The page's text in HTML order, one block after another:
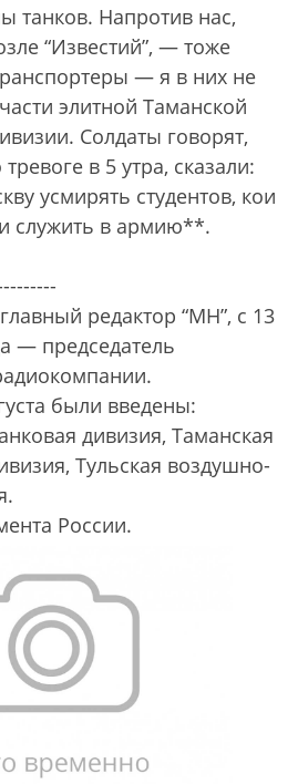
танков. Напротив нас,
“Известий”, — тоже
— я в них не
элитной Таманской
Солдаты говорят,
в 5 утра, сказали:
усмирять студентов, кои
служить в армию**.
редактор “МН”, с 13
— председатель
были введены:
дивизия, Таманская
Тульская воздушно-
России.